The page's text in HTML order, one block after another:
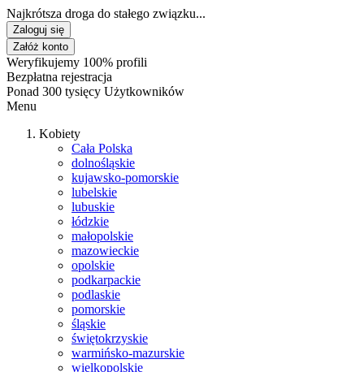
Najkrótsza droga do stałego związku...
Zaloguj się
Załóż konto
Weryfikujemy 100% profili
Bezpłatna rejestracja
Ponad 300 tysięcy Użytkowników
Menu
Kobiety
Cała Polska
dolnośląskie
kujawsko-pomorskie
lubelskie
lubuskie
łódzkie
małopolskie
mazowieckie
opolskie
podkarpackie
podlaskie
pomorskie
śląskie
świętokrzyskie
warmińsko-mazurskie
wielkopolskie